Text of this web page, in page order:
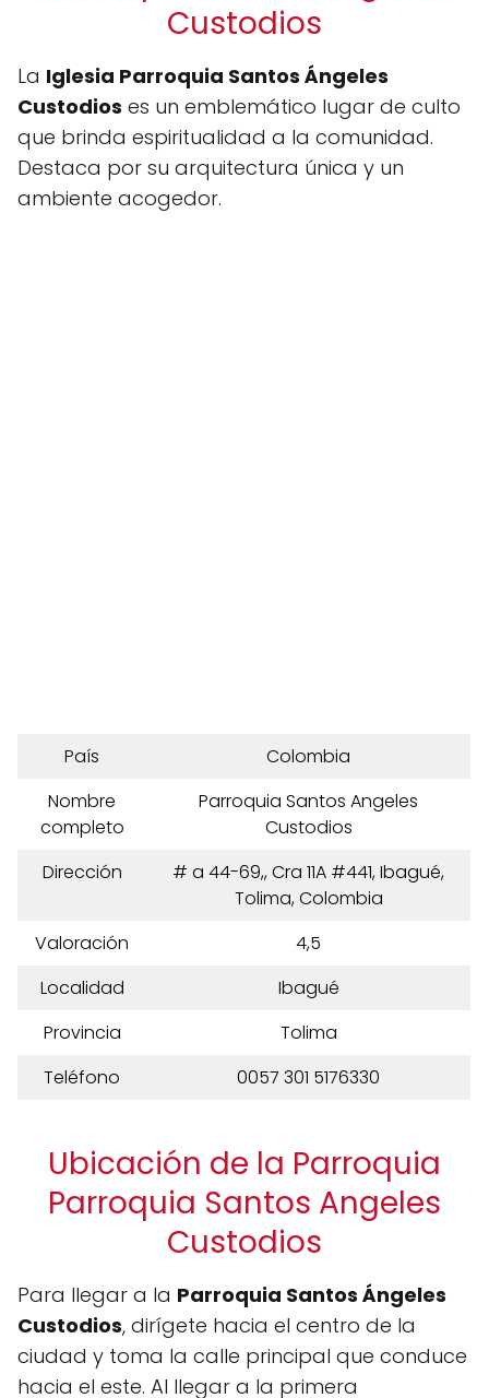
Custodios
La Iglesia Parroquia Santos Ángeles
Custodios es un emblemático lugar de culto
que brinda espiritualidad a la comunidad.
Destaca por su arquitectura única y un
ambiente acogedor.
País
Colombia
Nombre
completo
Parroquia Santos Angeles
Custodios
Dirección
# a 44-69,, Cra 11A #441, Ibagué,
Tolima, Colombia
Valoración
4,5
Localidad
Ibagué
Provincia
Tolima
Teléfono
0057 301 5176330
Ubicación de la Parroquia
Parroquia Santos Angeles
Custodios
Para llegar a la Parroquia Santos Ángeles
Custodios, dirígete hacia el centro de la
ciudad y toma la calle principal que conduce
hacia el este. Al llegar a la primera